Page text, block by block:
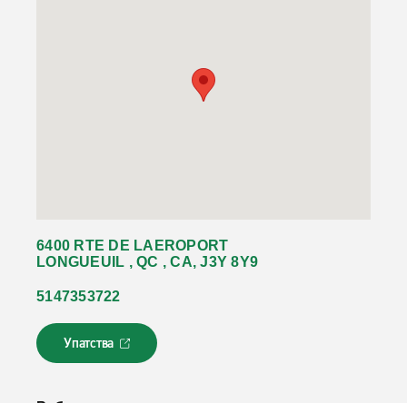
6400 RTE DE LAEROPORT
LONGUEUIL , QC , CA, J3Y 8Y9
5147353722
Упатства
Л
и